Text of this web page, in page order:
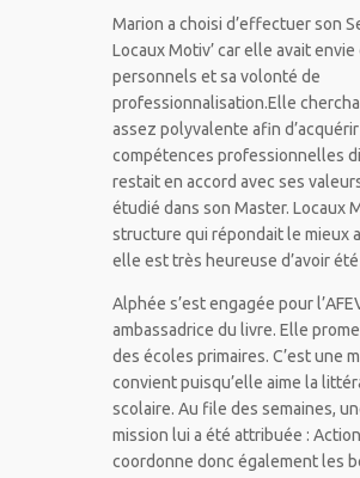
Marion a choisi d’effectuer son
Locaux Motiv’ car elle avait
personnels et sa volonté de
professionnalisation.Elle
assez polyvalente afin
compétences professionnelles
restait en accord avec ses
étudié dans son Master. Locaux
structure qui répondait le mieux
elle est très heureuse d’avoir
Alphée s’est engagée pour
ambassadrice du livre. Elle
des écoles primaires. C’est une
convient puisqu’elle aime la
scolaire. Au file des semaines,
mission lui a été attribuée :
coordonne donc également les